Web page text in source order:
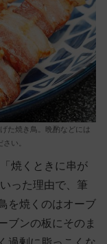
た焼き鳥。晩酌などには
い。
焼くときに串が
った理由で、筆
を焼くのはオーブ
ブンの板にそのま